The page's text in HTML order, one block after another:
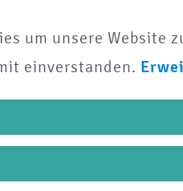
Projekte
um unsere
einverstanden.